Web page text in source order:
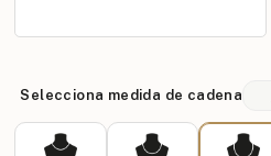
Selecciona medida de cadena